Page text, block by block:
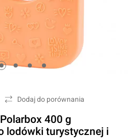
Dodaj do porównania
400 g
lodówki turystycznej i